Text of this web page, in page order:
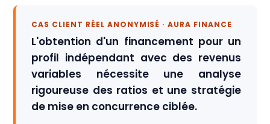
CAS CLIENT RÉEL ANONYMISÉ · AURA FINANCE
L'obtention d'un financement pour un
profil indépendant avec des revenus
variables nécessite une analyse
rigoureuse des ratios et une stratégie
de mise en concurrence ciblée.